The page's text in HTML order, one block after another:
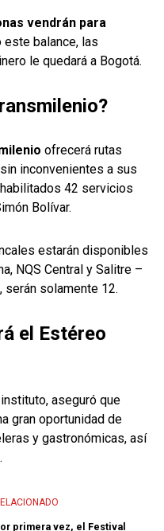
vendrán para
este balance, las
le quedará a Bogotá.
ofrecerá rutas
inconvenientes a sus
42 servicios
Bolívar.
estarán disponibles
NQS Central y Salitre –
serán solamente 12.
el Estéreo
aseguró que
gran oportunidad de
y gastronómicas, así
primera vez, el Festival